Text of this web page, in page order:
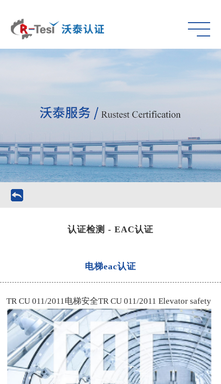
认证检测 - EAC认证
电梯eac认证
TR CU 011/2011电梯安全TR CU 011/2011 Elevator safety